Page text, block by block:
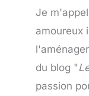
Je
amoureux
du blog "
passion